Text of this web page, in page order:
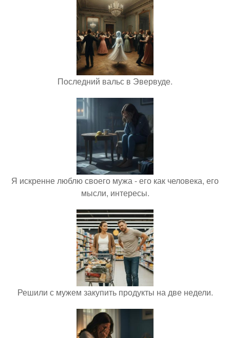
Последний вальс в Эвервуде.
Я искренне люблю своего мужа - его как человека, его
мысли, интересы.
Решили с мужем закупить продукты на две недели.